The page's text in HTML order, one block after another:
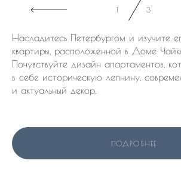
1 3
Насладитесь Петербургом и изучите
квартиры, расположенной в Доме
Почувствуйте дизайн апартаментов,
в себе историческую лепнину,
и актуальный декор.
ПОДРОБНЕЕ